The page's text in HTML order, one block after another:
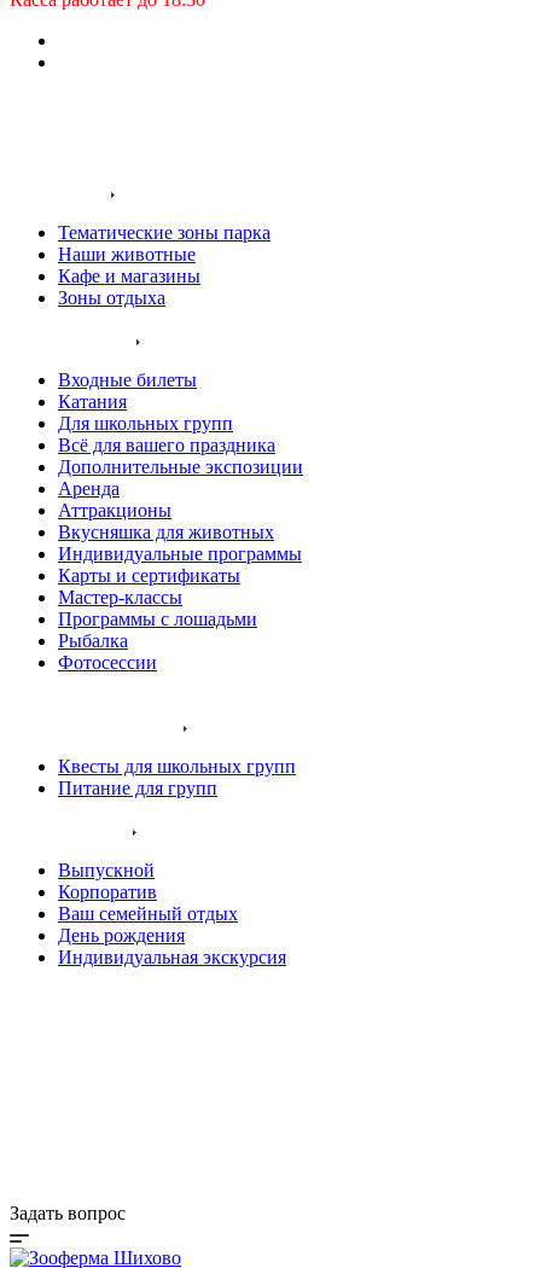
Тематические зоны парка
Наши животные
Кафе и магазины
Зоны отдыха
Входные билеты
Катания
Для школьных групп
Всё для вашего праздника
Дополнительные экспозиции
Аренда
Аттракционы
Вкусняшка для животных
Индивидуальные программы
Карты и сертификаты
Мастер-классы
Программы с лошадьми
Рыбалка
Фотосессии
Квесты для школьных групп
Питание для групп
Выпускной
Корпоратив
Ваш семейный отдых
День рождения
Индивидуальная экскурсия
Задать вопрос